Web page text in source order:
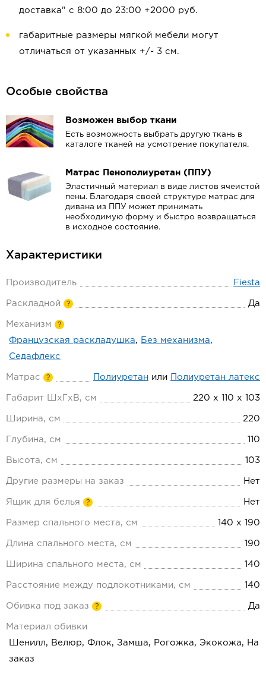
доставка" с 8:00 до 23:00 +2000 руб.
габаритные размеры мягкой мебели могут
отличаться от указанных +/- 3 см.
Особые свойства
Возможен выбор ткани
Есть возможность выбрать другую ткань в
каталоге тканей на усмотрение покупателя.
Матрас Пенополиуретан (ППУ)
Эластичный материал в виде листов ячеистой
пены. Благодаря своей структуре матрас для
дивана из ППУ может принимать
необходимую форму и быстро возвращаться
в исходное состояние.
Характеристики
Производитель Fiesta
Раскладной ? Да
Механизм ?
Французская раскладушка, Без механизма,
Седафлекс
Матрас ? Полиуретан или Полиуретан латекс
Габарит ШхГхВ, см 220 х 110 х 103
Ширина, см 220
Глубина, см 110
Высота, см 103
Другие размеры на заказ Нет
Ящик для белья ? Нет
Размер спального места, см 140 х 190
Длина спального места, см 190
Ширина спального места, см 140
Расстояние между подлокотниками, см 140
Обивка под заказ ? Да
Материал обивки
Шенилл, Велюр, Флок, Замша, Рогожка, Экокожа, На
заказ